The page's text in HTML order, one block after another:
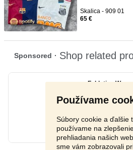
Používame
Súbory cookie a ďalšie
používame na
prehliadania našich
sme vám zobrazovali
Skalica - 909 01
65 €